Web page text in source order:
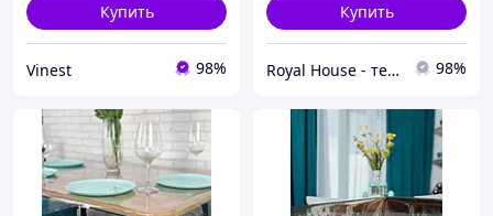
Купить
Vinest 98%
Купить
Royal House - текстиль твого дому 98%